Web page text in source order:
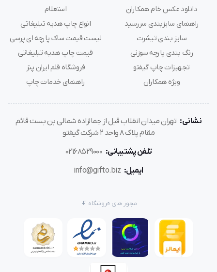
دانلود عکس خام همکاران
راهنمای سایزبندی سررسید
سایز بندی تیشرت
رنگ بندی پارچه سوزنی
تجهیزات چاپ گیفتو
ویژه همکاران
استعلام
انواع چاپ هدیه تبلیغاتی
لیست قیمت ساک پارچه ای پرسی
قیمت چاپ هدیه تبلیغاتی
فروشگاه قلم ایران پنز
راهنمای خدمات چاپ
نشانی: تهران میدان انقلاب قبل از جمالزاده شمالی بن بست قائم
مقام پلاک 8 واحد 2 شرکت گیفتو
تلفن پشتیبانی: 02168529000
ایمیل: info@gifto.biz
مجوز های فروشگاه